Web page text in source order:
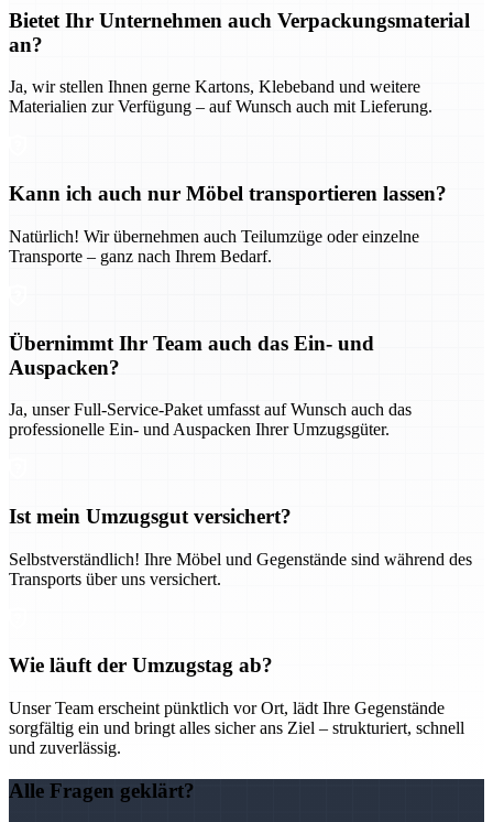
Bietet Ihr Unternehmen auch Verpackungsmaterial
an?
Ja, wir stellen Ihnen gerne Kartons, Klebeband und weitere
Materialien zur Verfügung – auf Wunsch auch mit Lieferung.
Kann ich auch nur Möbel transportieren lassen?
Natürlich! Wir übernehmen auch Teilumzüge oder einzelne
Transporte – ganz nach Ihrem Bedarf.
Übernimmt Ihr Team auch das Ein- und
Auspacken?
Ja, unser Full-Service-Paket umfasst auf Wunsch auch das
professionelle Ein- und Auspacken Ihrer Umzugsgüter.
Ist mein Umzugsgut versichert?
Selbstverständlich! Ihre Möbel und Gegenstände sind während des
Transports über uns versichert.
Wie läuft der Umzugstag ab?
Unser Team erscheint pünktlich vor Ort, lädt Ihre Gegenstände
sorgfältig ein und bringt alles sicher ans Ziel – strukturiert, schnell
und zuverlässig.
Alle Fragen geklärt?